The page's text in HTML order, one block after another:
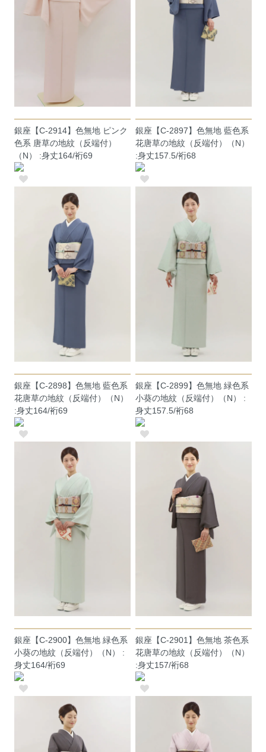
銀座【C-2914】色無地 ピンク
色系 唐草の地紋（反端付）
（N） :身丈164/裄69
銀座【C-2897】色無地 藍色系
花唐草の地紋（反端付）（N）
:身丈157.5/裄68
銀座【C-2898】色無地 藍色系
花唐草の地紋（反端付）（N）
:身丈164/裄69
銀座【C-2899】色無地 緑色系
小葵の地紋（反端付）（N） :
身丈157.5/裄68
銀座【C-2900】色無地 緑色系
小葵の地紋（反端付）（N） :
身丈164/裄69
銀座【C-2901】色無地 茶色系
花唐草の地紋（反端付）（N）
:身丈157/裄68